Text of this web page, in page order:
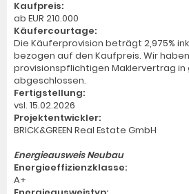
Kaufpreis:
ab EUR 210.000
Käufercourtage:
Die Käuferprovision beträgt 2,975%
bezogen auf den Kaufpreis. Wir
provisionspflichtigen Maklervertrag in
abgeschlossen.
Fertigstellung:
vsl. 15.02.2026
Projektentwickler:
BRICK&GREEN Real Estate GmbH
Energieausweis Neubau
Energieeffizienzklasse:
A+